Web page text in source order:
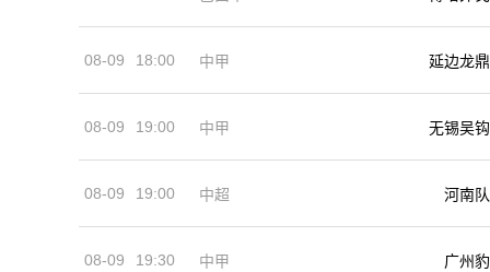
08-09 18:00 中甲 延边龙鼎
08-09 19:00 中甲 无锡吴钩
08-09 19:00 中超 河南队
08-09 19:30 中甲 广州豹